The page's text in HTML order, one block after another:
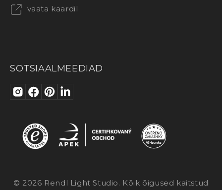
vaata kaardil
SOTSIAALMEEDIAD
© 2026 Rendl Light Studio. Kõik õigused kaitstud